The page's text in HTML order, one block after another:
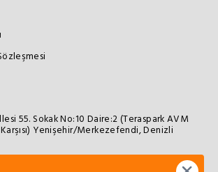
55. Sokak No:10 Daire:2 (Teraspark AVM
Yenişehir/Merkezefendi, Denizli